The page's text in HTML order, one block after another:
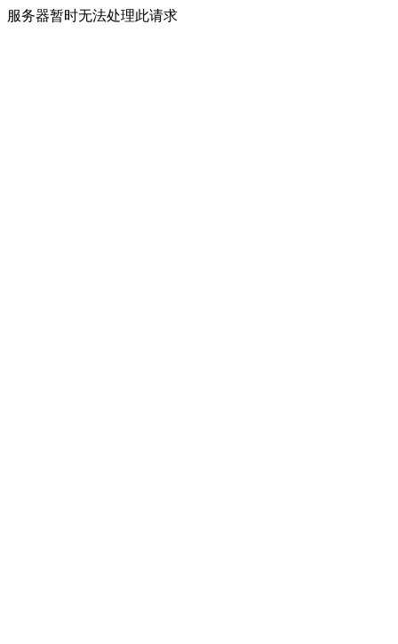
服务器暂时无法处理此请求